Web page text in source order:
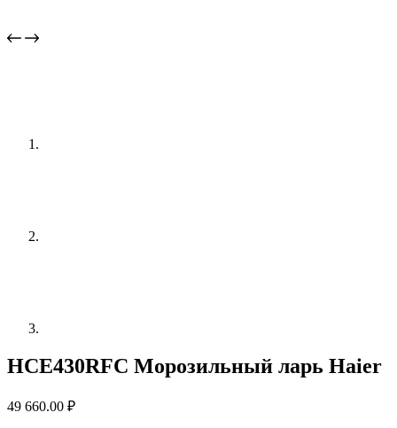
HCE430RFC Морозильный ларь Haier
49 660.00 ₽